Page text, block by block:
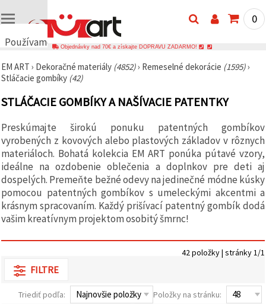
Používame
🍪
Používame
podobné
technológie,
zabezpečili
správne
fungovanie
webovej
stránky,
zlepšili váš
používateľský
zážitok a s
vaším
súhlasom
analyzovali
a
obsah a
reklamu, aj
s pomocou
našich
0
Objednávky nad 70€ a získajte DOPRAVU ZADARMO!
EM ART › Dekoračné materiály (4852)› Remeselné dekorácie (1595)›
Stláčacie gombíky (42)
STLÁČACIE GOMBÍKY A NAŠÍVACIE PATENTKY
Preskúmajte širokú ponuku patentných gombíkov
vyrobených z kovových alebo plastových základov v rôznych
materiáloch. Bohatá kolekcia EM ART ponúka pútavé vzory,
ideálne na ozdobenie oblečenia a doplnkov pre deti aj
dospelých. Premeňte bežné odevy na jedinečné módne kúsky
pomocou patentných gombíkov s umeleckými akcentmi a
krásnym spracovaním. Každý prišívací patentný gombík dodá
vašim kreatívnym projektom osobitý šmrnc!
42 položky | stránky 1/1
FILTRE
Triediť podľa: Položky na stránku: